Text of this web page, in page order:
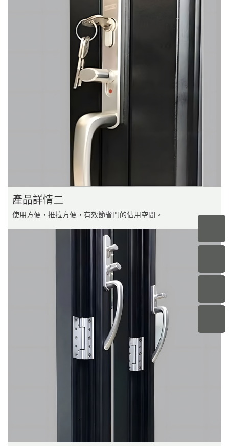
產品詳情二
使用方便，推拉方便，有效節省門的佔用空間。